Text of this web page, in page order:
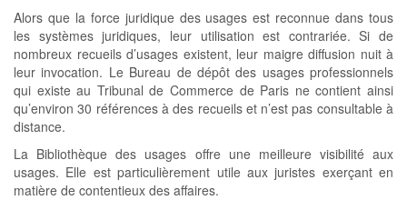
Alors que la force juridique des usages est reconnue dans tous
les systèmes juridiques, leur utilisation est contrariée. Si de
nombreux recueils d’usages existent, leur maigre diffusion nuit à
leur invocation. Le Bureau de dépôt des usages professionnels
qui existe au Tribunal de Commerce de Paris ne contient ainsi
qu’environ 30 références à des recueils et n’est pas consultable à
distance.
La Bibliothèque des usages offre une meilleure visibilité aux
usages. Elle est particulièrement utile aux juristes exerçant en
matière de contentieux des affaires.